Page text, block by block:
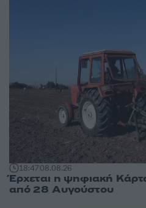
18:4708.08.26
Έρχεται η ψηφιακή
από 28 Αυγούστου